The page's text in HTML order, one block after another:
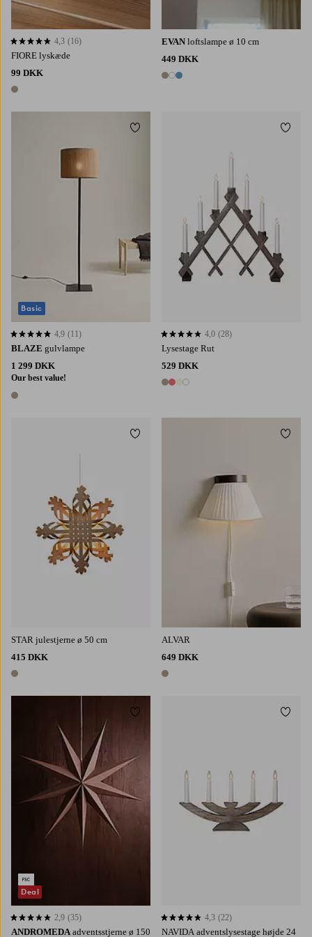
FIORE lyskæde
99 DKK
1 farve
4,3 baseret på 16 bedømmelser
4,3 (16) EVAN loftslampe ø 10 cm
449 DKK
3 farver
BLAZE gulvlampe
1 299 DKK
Our best value!
1 farve
4,9 baseret på 11 bedømmelser
4,9 (11)
Basic
Tilføj til favoritter
Lysestage Rut
529 DKK
4 farver
4,0 baseret på 28 bedømmelser
4,0 (28)
Tilføj
STAR julestjerne ø 50 cm
415 DKK
1 farve
Tilføj til favoritter
ALVAR
649 DKK
1 farve
Tilføj
ANDROMEDA adventsstjerne ø 150
2,9 baseret på 35 bedømmelser
2,9 (35)
Deal
Tilføj til favoritter
NAVIDA adventslysestage højde 24
4,3 baseret på 22 bedømmelser
4,3 (22)
Tilføj